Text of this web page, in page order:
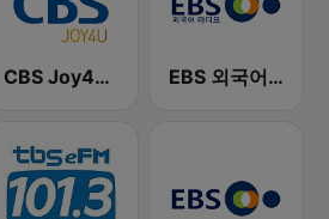
CBS Joy4U-CBS 라디오 EBS 외국어 라디오 (i-radio)